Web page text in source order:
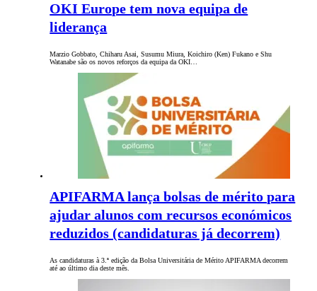
OKI Europe tem nova equipa de
liderança
Marzio Gobbato, Chiharu Asai, Susumu Miura, Koichiro (Ken) Fukano e Shu
Watanabe são os novos reforços da equipa da OKI…
APIFARMA lança bolsas de mérito para
ajudar alunos com recursos económicos
reduzidos (candidaturas já decorrem)
As candidaturas à 3.ª edição da Bolsa Universitária de Mérito APIFARMA decorrem
até ao último dia deste mês.